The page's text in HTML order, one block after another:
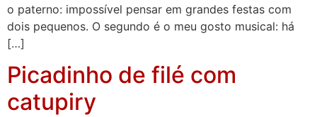
o paterno: impossível pensar em grandes festas com
dois pequenos. O segundo é o meu gosto musical: há
[…]
Picadinho de filé com
catupiry